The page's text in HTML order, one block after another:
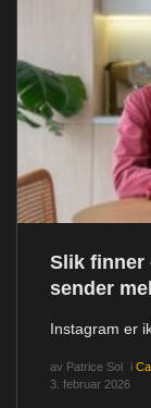
Slik finner
sender
Instagram er
av Patrice Sol i
3. februar 2026